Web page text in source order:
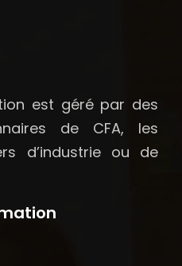
est géré par des
de CFA, les
d’industrie ou de